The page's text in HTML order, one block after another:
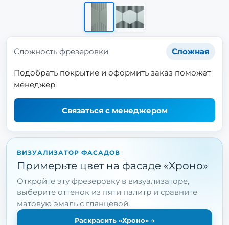
Сложность фрезеровки Сложная
Подобрать покрытие и оформить заказ поможет
менеджер.
Связаться с менеджером
ВИЗУАЛИЗАТОР ФАСАДОВ
Примерьте цвет на фасаде «Хроно»
Откройте эту фрезеровку в визуализаторе,
выберите оттенок из пяти палитр и сравните
матовую эмаль с глянцевой.
Раскрасить «Хроно» →